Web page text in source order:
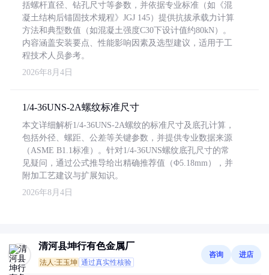
括螺杆直径、钻孔尺寸等参数，并依据专业标准（如《混
凝土结构后锚固技术规程》JGJ 145）提供抗拔承载力计算
方法和典型数值（如混凝土强度C30下设计值约80kN）。
内容涵盖安装要点、性能影响因素及选型建议，适用于工
程技术人员参考。
2026年8月4日
1/4-36UNS-2A螺纹标准尺寸
本文详细解析1/4-36UNS-2A螺纹的标准尺寸及底孔计算，
包括外径、螺距、公差等关键参数，并提供专业数据来源
（ASME B1.1标准）。针对1/4-36UNS螺纹底孔尺寸的常
见疑问，通过公式推导给出精确推荐值（Φ5.18mm），并
附加工艺建议与扩展知识。
2026年8月4日
清河县坤行有色金属厂
法人:王玉坤 通过真实性核验
咨询 进店